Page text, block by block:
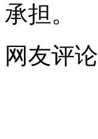
承担。
网友评论